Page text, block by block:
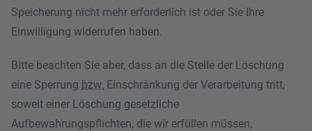
Speicherung nicht mehr erforderlich ist oder Sie Ihre
Einwilligung widerrufen haben.
Bitte beachten Sie aber, dass an die Stelle der Löschung
eine Sperrung bzw. Einschränkung der Verarbeitung tritt,
soweit einer Löschung gesetzliche
Aufbewahrungspflichten, die wir erfüllen müssen,